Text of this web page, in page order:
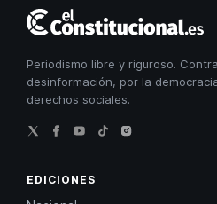
Periodismo libre y riguroso.
desinformación, por la
derechos sociales.
EDICIONES